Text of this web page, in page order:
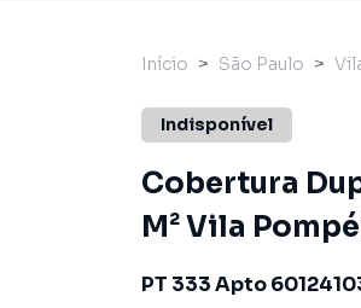
Início São Paulo
Indisponível
Cobertura
M² Vila
PT 333 Apto